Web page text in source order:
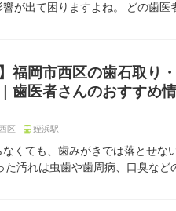
が出て困りますよね。 どの歯医
福岡市西区の歯石取り
歯医者さんのおすすめ
区 姪浜駅
くても、歯みがきでは落とせな
た汚れは虫歯や歯周病、口臭など